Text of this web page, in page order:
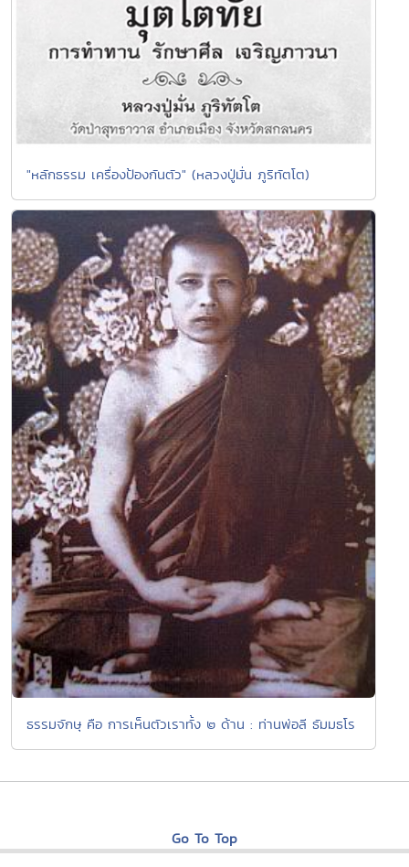
"หลักธรรม เครื่องป้องกันตัว" (หลวงปู่มั่น ภูริทัตโต)
ธรรมจักษุ คือ การเห็นตัวเราทั้ง ๒ ด้าน : ท่านพ่อลี ธัมมธโร
Go To Top